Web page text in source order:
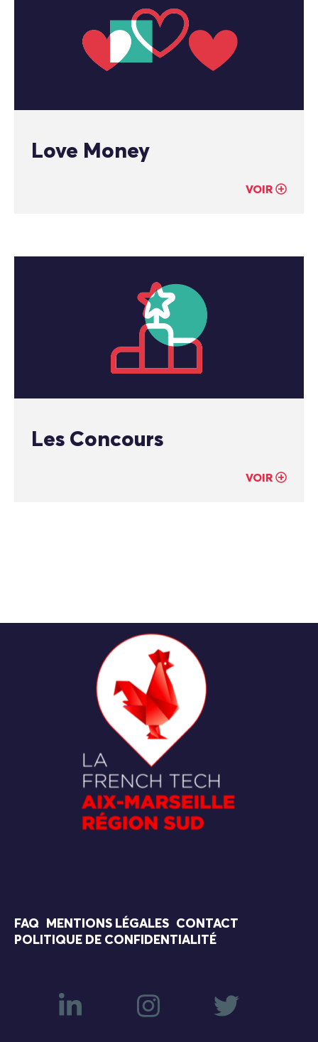
Love Money
VOIR
Les Concours
VOIR
FAQ MENTIONS LÉGALES
CONTACT
POLITIQUE DE CONFIDENTIALITÉ